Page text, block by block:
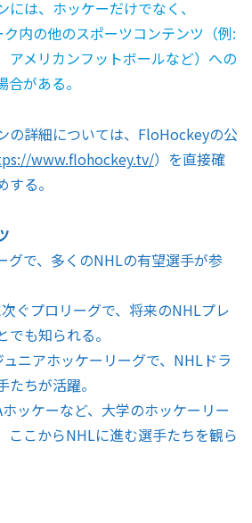
には、ホッケーだけでなく、
内の他のスポーツコンテンツ（例:
アメリカンフットボールなど）への
がある。
の詳細については、FloHockeyの公
www.flohockey.tv/）を直接確
る。
グで、多くのNHLの有望選手が参
ぐプロリーグで、将来のNHLプレ
も知られる。
ニアホッケーリーグで、NHLドラ
ちが活躍。
ッケーなど、大学のホッケーリー
ここからNHLに進む選手たちを観ら